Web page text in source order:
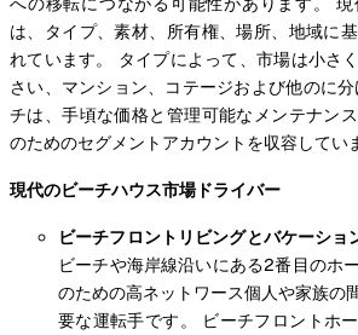
は、タイプ、素材、所有権、場所、地域に
れています。 タイプによって、市場は小さ
さい、マンション、コテージおよび他のに
チは、手頃な価格と管理可能なメンテナン
のためのセグメントアカウントを収容してい
現代のビーチハウス市場ドライバー
ビーチフロントリビングとバケーショ
ビーチや海岸線沿いにある2番目のホ
のための高ネットワース個人や家族の
要な運転手です。 ビーチフロントホ